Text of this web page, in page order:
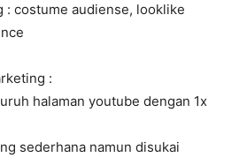
: costume audiense, looklike
:
halaman youtube dengan 1x
sederhana namun disukai